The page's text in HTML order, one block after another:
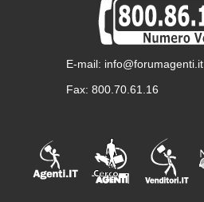
E-mail: info@forumagenti.it
Fax: 800.70.61.16